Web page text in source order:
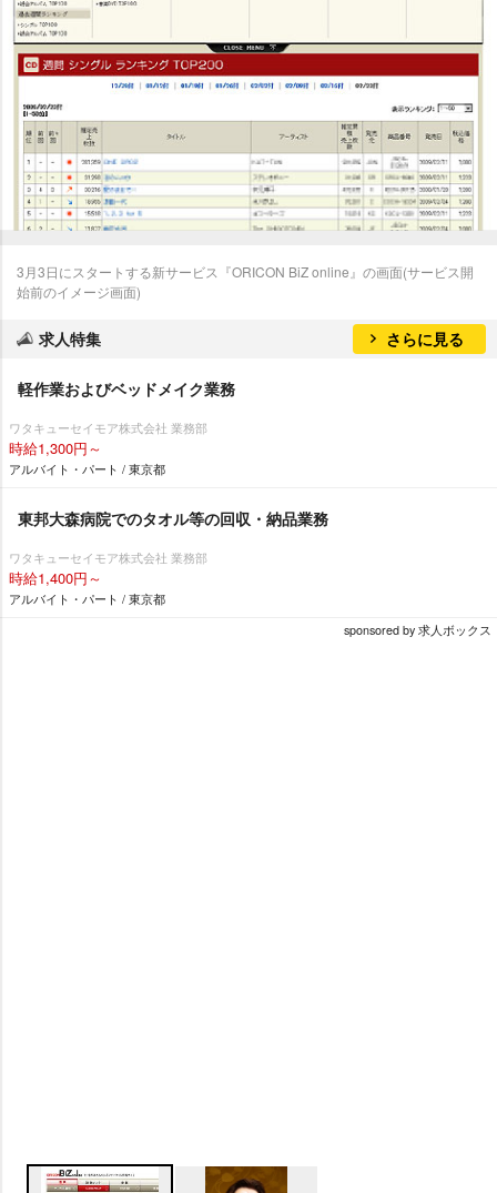
3月3日にスタートする新サービス『ORICON BiZ online』の画面(サービス開
始前のイメージ画面)
求人特集 さらに見る
軽作業およびベッドメイク業務
ワタキューセイモア株式会社 業務部
時給1,300円～
アルバイト・パート / 東京都
東邦大森病院でのタオル等の回収・納品業務
ワタキューセイモア株式会社 業務部
時給1,400円～
アルバイト・パート / 東京都
sponsored by 求人ボックス